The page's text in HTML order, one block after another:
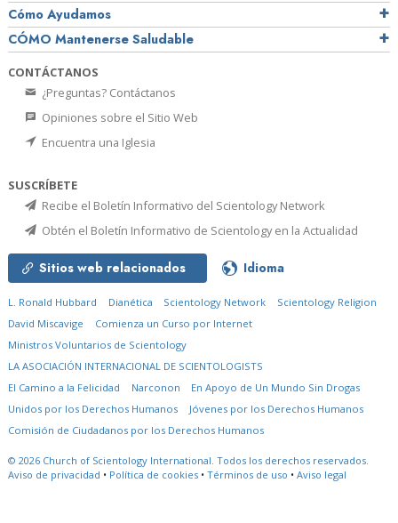
Cómo Ayudamos
CÓMO Mantenerse Saludable
CONTÁCTANOS
¿Preguntas? Contáctanos
Opiniones sobre el Sitio Web
Encuentra una Iglesia
SUSCRÍBETE
Recibe el Boletín Informativo del Scientology Network
Obtén el Boletín Informativo de Scientology en la Actualidad
Sitios web relacionados Idioma
L. Ronald Hubbard Dianética Scientology Network
Scientology Religion
David Miscavige
Comienza un Curso por Internet
Ministros Voluntarios de Scientology
LA ASOCIACIÓN INTERNACIONAL DE SCIENTOLOGISTS
El Camino a la Felicidad
Narconon
En Apoyo de Un Mundo Sin Drogas
Unidos por los Derechos Humanos
Jóvenes por los Derechos Humanos
Comisión de Ciudadanos por los Derechos Humanos
© 2026 Church of Scientology International. Todos los derechos reservados.
Aviso de privacidad • Política de cookies • Términos de uso • Aviso legal